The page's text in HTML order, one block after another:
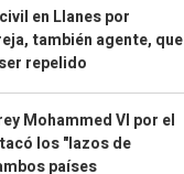
en Llanes por
también agente, que
repelido
Mohammed VI por el
los "lazos de
países